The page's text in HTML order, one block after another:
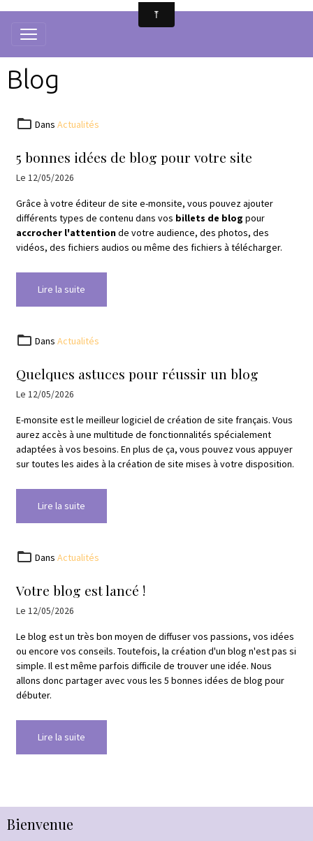
Blog
Dans Actualités
5 bonnes idées de blog pour votre site
Le 12/05/2026
Grâce à votre éditeur de site e-monsite, vous pouvez ajouter
différents types de contenu dans vos billets de blog pour
accrocher l'attentionde votre audience, des photos, des
vidéos, des fichiers audios ou même des fichiers à télécharger.
Lire la suite
Dans Actualités
Quelques astuces pour réussir un blog
Le 12/05/2026
E-monsite est le meilleur logiciel de création de site français. Vous
aurez accès à une multitude de fonctionnalités spécialement
adaptées à vos besoins. En plus de ça, vous pouvez vous appuyer
sur toutes les aides à la création de site mises à votre disposition.
Lire la suite
Dans Actualités
Votre blog est lancé !
Le 12/05/2026
Le blog est un très bon moyen de diffuser vos passions, vos idées
ou encore vos conseils. Toutefois, la création d'un blog n'est pas si
simple. Il est même parfois difficile de trouver une idée. Nous
allons donc partager avec vous les 5 bonnes idées de blog pour
débuter.
Lire la suite
Bienvenue